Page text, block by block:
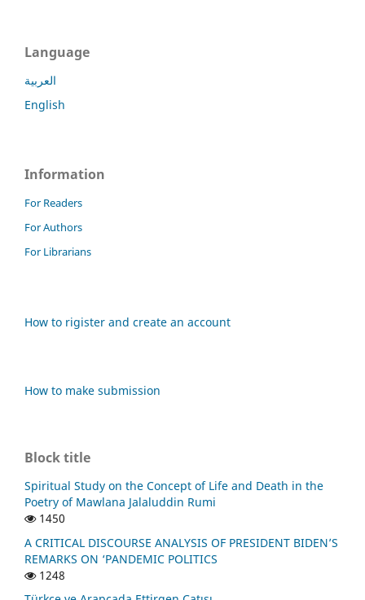
Language
العربية
English
Information
For Readers
For Authors
For Librarians
How to rigister and create an account
How to make submission
Block title
Spiritual Study on the Concept of Life and Death in the
Poetry of Mawlana Jalaluddin Rumi
1450
A CRITICAL DISCOURSE ANALYSIS OF PRESIDENT BIDEN’S
REMARKS ON ‘PANDEMIC POLITICS
1248